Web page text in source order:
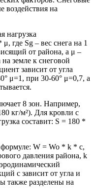
воздействия на
нагрузка
где Sg – вес снега на 1
от района, а μ –
земле к снеговой
зависит от угла
μ=1, при 30-60° μ=0,7, а
8 зон. Например,
кг/м²). Для кровли с
составит: S = 180 *
формуле: W = Wo * k * c,
давления района, k
c зависит от угла и
также разделены на